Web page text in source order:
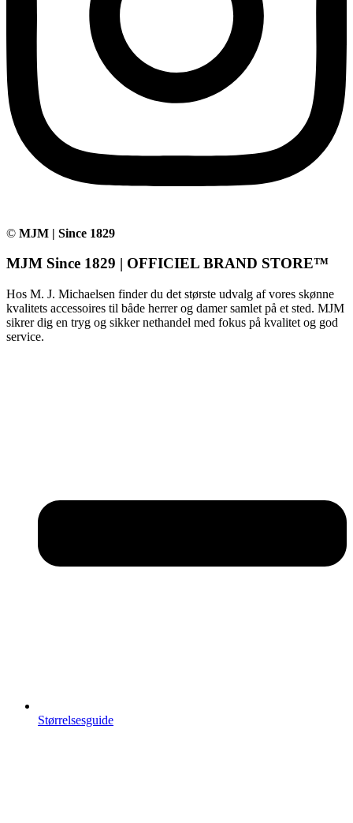
© MJM | Since 1829
MJM Since 1829 | OFFICIEL BRAND STORE™
Hos M. J. Michaelsen finder du det største udvalg af vores skønne
kvalitets accessoires til både herrer og damer samlet på et sted. MJM
sikrer dig en tryg og sikker nethandel med fokus på kvalitet og god
service.
Størrelsesguide